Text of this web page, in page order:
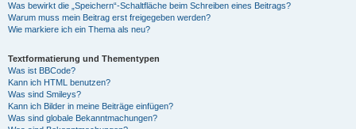
Was bewirkt die „Speichern“-Schaltfläche beim Schreiben eines Beitrags?
Warum muss mein Beitrag erst freigegeben werden?
Wie markiere ich ein Thema als neu?
Textformatierung und Thementypen
Was ist BBCode?
Kann ich HTML benutzen?
Was sind Smileys?
Kann ich Bilder in meine Beiträge einfügen?
Was sind globale Bekanntmachungen?